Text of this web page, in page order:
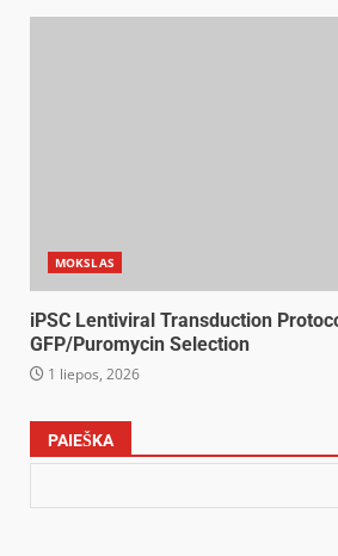
MOKSLAS
iPSC Lentiviral Transduction
GFP/Puromycin Selection
1 liepos, 2026
PAIEŠKA